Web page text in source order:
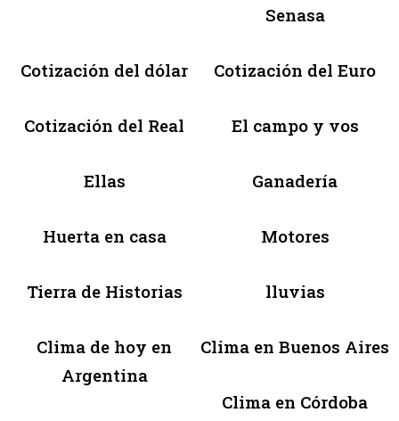
Senasa
Cotización del dólar Cotización del Euro
Cotización del Real El campo y vos
Ellas Ganadería
Huerta en casa Motores
Tierra de Historias lluvias
Clima de hoy en
Argentina
Clima en Buenos Aires
Clima en Córdoba